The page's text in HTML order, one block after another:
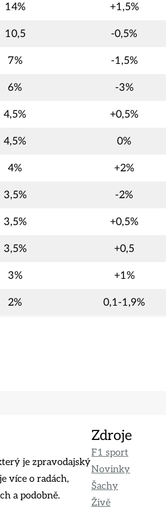
14% +1,5%
10,5 -0,5%
7% -1,5%
6% -3%
4,5% +0,5%
4,5% 0%
4% +2%
3,5% -2%
3,5% +0,5%
3,5% +0,5
3% +1%
2% 0,1-1,9%
je zpravodajský
více o radách,
a podobně.
Zdroje
F1 sport
Novinky
Šachy
Živě